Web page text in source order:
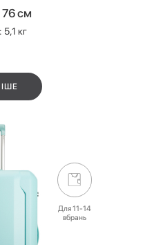
см
5,1 кг
Для 11-14
вбрань